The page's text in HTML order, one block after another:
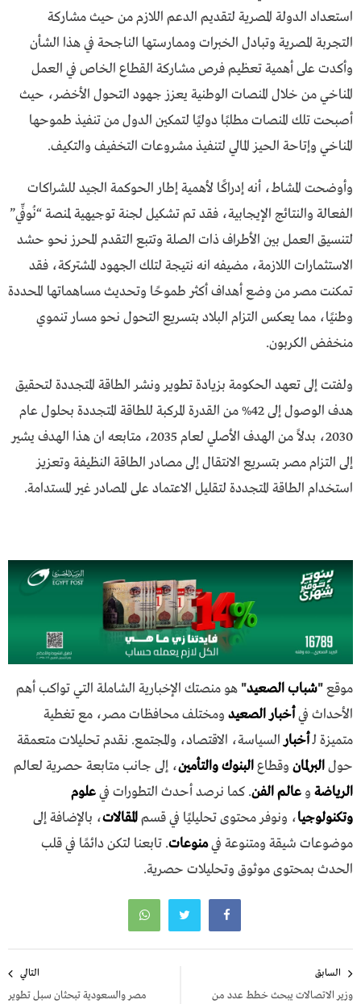
استعداد الدولة المصرية لتقديم الدعم اللازم من حيث مشاركة
التجربة المصرية وتبادل الخبرات وممارستها الناجحة في هذا الشأن
وأكدت على أهمية تعظيم فرص مشاركة القطاع الخاص في العمل
المناخي من خلال المنصات الوطنية يعزز جهود التحول الأخضر، حيث
أصبحت تلك المنصات مطلبًا دوليًا لتمكين الدول من تنفيذ طموحها
المناخي وإتاحة الحيز المالي لتنفيذ مشروعات التخفيف والتكيف.
وأوضحت المشاط، أنه إدراكًا لأهمية إطار الحوكمة الجيد للشراكات
الفعالة والنتائج الإيجابية، فقد تم تشكيل لجنة توجيهية لمنصة “نُوفِّي”
لتنسيق العمل بين الأطراف ذات الصلة وتتبع التقدم المحرز نحو حشد
الاستثمارات اللازمة، مضيفه انه نتيجة لتلك الجهود المشتركة، فقد
تمكنت مصر من وضع أهداف أكثر طموحًا وتحديث مساهماتها المحددة
وطنيًا، مما يعكس التزام البلاد بتسريع التحول نحو مسار تنموي
منخفض الكربون.
ولفتت إلى تعهد الحكومة بزيادة تطوير ونشر الطاقة المتجددة لتحقيق
هدف الوصول إلى 42% من القدرة المركبة للطاقة المتجددة بحلول عام
2030، بدلاً من الهدف الأصلي لعام 2035، متابعه ان هذا الهدف يشير
إلى التزام مصر بتسريع الانتقال إلى مصادر الطاقة النظيفة وتعزيز
استخدام الطاقة المتجددة لتقليل الاعتماد على المصادر غير المستدامة.
موقع"شباب الصعيد" هو منصتك الإخبارية الشاملة التي تواكب أهم
الأحداث فيأخبار الصعيد ومختلف محافظات مصر، مع تغطية
متميزة لـأخبارالسياسة، الاقتصاد، والمجتمع. نقدم تحليلات متعمقة
حولالبرلمان وقطاعالبنوك والتأمين، إلى جانب متابعة حصرية لعالم
الرياضة و عالم الفن. كما نرصد أحدث التطورات فيعلوم
وتكنولوجيا، ونوفر محتوى تحليليًا في قسمالمقالات، بالإضافة إلى
موضوعات شيقة ومتنوعة فيمنوعات. تابعنا لتكن دائمًا في قلب
الحدث بمحتوى موثوق وتحليلات حصرية.
المقالات
السابق
وزير الاتصالات يبحث خطط عدد من
التالي
مصر والسعودية تبحثان سبل تطوير